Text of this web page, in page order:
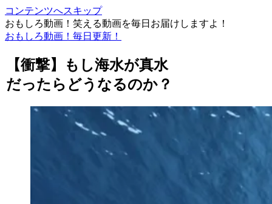
コンテンツへスキップ
おもしろ動画！笑える動画を毎日お届けしますよ！
おもしろ動画！毎日更新！
【衝撃】もし海水が真水
だったらどうなるのか？